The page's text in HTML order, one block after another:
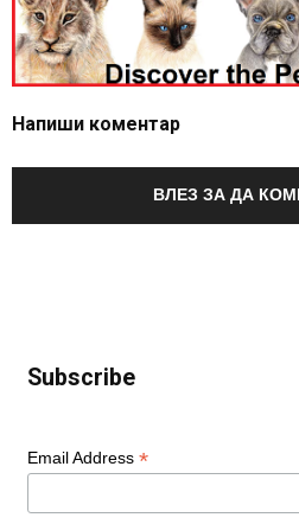
Напиши коментар
ВЛЕЗ ЗА ДА
Subscribe
Email Address *